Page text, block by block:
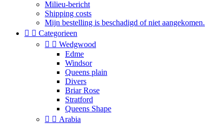
Milieu-bericht
Shipping costs
Mijn bestelling is beschadigd of niet aangekomen.
  Categorieen
  Wedgwood
Edme
Windsor
Queens plain
Divers
Briar Rose
Stratford
Queens Shape
  Arabia